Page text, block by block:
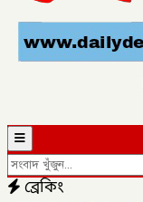
ব্রেকিং